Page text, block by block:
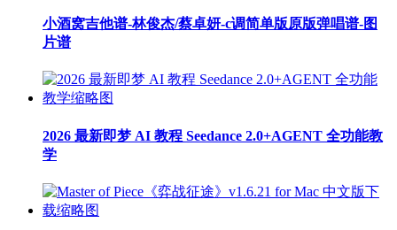
小酒窝吉他谱-林俊杰/蔡卓妍-c调简单版原版弹唱谱-图
片谱
2026 最新即梦 AI 教程 Seedance 2.0+AGENT 全功能教
学